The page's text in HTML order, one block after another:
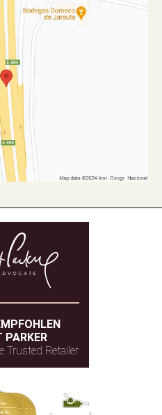
PARKER
Trusted Retailer